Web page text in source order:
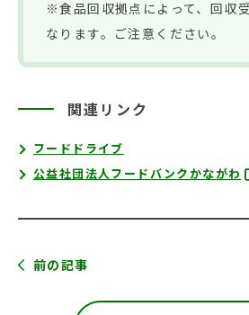
※食品回収拠点によって、回収
なります。ご注意ください。
関連リンク
フードドライブ
公益社団法人フードバンクかながわ
前の記事